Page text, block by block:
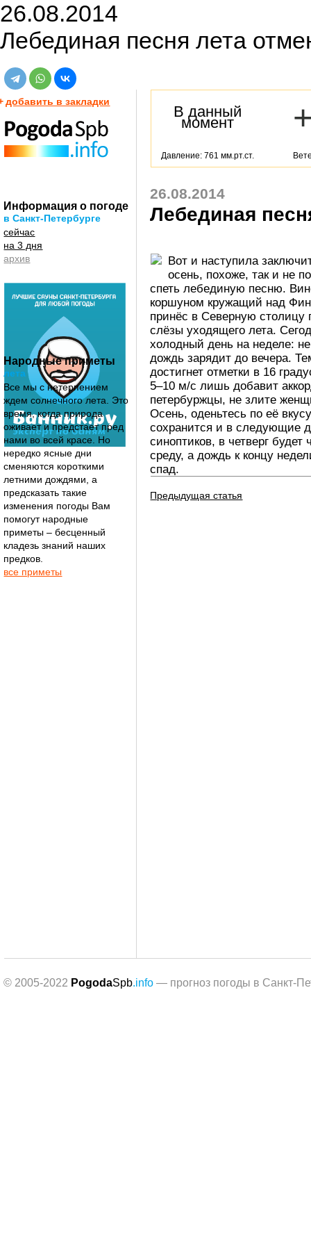
26.08.2014
Лебединая песня лета
добавить в закладки
Информация о погоде
в Санкт-Петербурге
сейчас
на 3 дня
архив
Народные приметы
лета
Все мы с нетерпением
ждем солнечного лета. Это
время, когда природа
оживает и предстает пред
нами во всей красе. Но
нередко ясные дни
сменяются короткими
летними дождями, а
предсказать такие
изменения погоды Вам
помогут народные
приметы – бесценный
кладезь знаний наших
предков.
все приметы
В данный
момент
Давление: 761 мм.рт.ст.
26.08.2014
Лебединая
Вот и наступила
осень, похоже, так и не
спеть лебединую песню.
коршуном кружащий над
принёс в Северную столицу
слёзы уходящего лета.
холодный день на неделе:
дождь зарядит до вечера.
достигнет отметки в 16
5–10 м/с лишь добавит
петербуржцы, не злите
Осень, оденьтесь по её
сохранится и в следующие
синоптиков, в четверг
среду, а дождь к концу
спад.
Предыдущая статья
© 2005-2022 PogodaSpb.info — прогноз погоды в Санкт-